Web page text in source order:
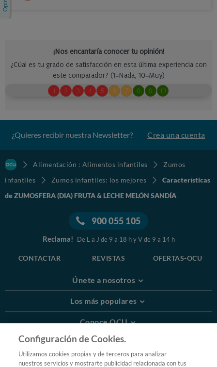
¿Quieres recibir nuestra Newsletter? Crea una cuenta
Alimentación : Alimentos infantiles
Zumos
infantiles
Zumos infantiles: los mejores
Características
de ZUMOSFERA (DIA) FRUTA & LECHE MELÓN SANDÍA
900 055 105
Reclama! De L a J de 9 a 18 h y V de 9 a 14 h
CONTACTAR REVISTAS OFERTAS-OCU
Únete a nosotros
Los más populares
Conoce OCU
Más Información
© 2026 OCU
Configuración de Cookies.
Utilizamos cookies propias y de terceros para analizar
nuestros servicios y mostrarte publicidad relacionada con tus